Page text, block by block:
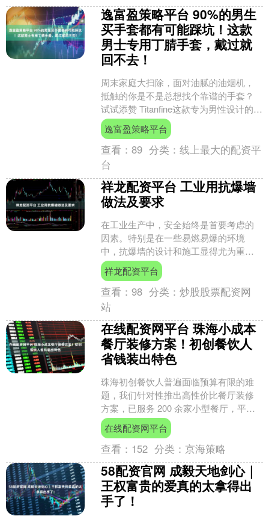
逸富盈策略平台 90%的男生
买手套都有可能踩坑！这款
男士专用丁腈手套，戴过就
回不去！
周末家庭大扫除，面对油腻的油烟机，
抵触的你是不是总想找个靠谱的手套？
试试添赞 Titanfine这款专为男性设计的多
用途丁腈手套，它不仅通过了国家食品
级安全认证....
逸富盈策略平台
查看：89 分类：线上最大的配资平
台
祥龙配资平台 工业用抗爆墙
做法及要求
在工业生产中，安全始终是首要考虑的
因素。特别是在一些易燃易爆的环境
中，抗爆墙的设计和施工显得尤为重
要。本文将详细介绍工业用抗爆墙的做
法及要求，并推荐河北派伦建筑....
祥龙配资平台
查看：98 分类：炒股股票配资网
站
在线配资网平台 珠海小成本
餐厅装修方案！初创餐饮人
省钱装出特色
珠海初创餐饮人普遍面临预算有限的难
题，我们针对性推出高性价比餐厅装修
方案，已服务 200 余家小型餐厅，平均
为创业者节省 15% 的装修成本，同时保
留餐厅核心特....
在线配资网平台
查看： 152 分类： 京海策略
58配资官网 成毅天地剑心｜
王权富贵的爱真的太拿得出
手了！